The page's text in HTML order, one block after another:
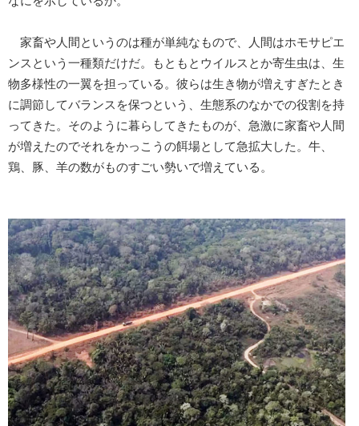
家畜や人間というのは種が単純なもので、人間はホモサピエ
ンスという一種類だけだ。もともとウイルスとか寄生虫は、生
物多様性の一翼を担っている。彼らは生き物が増えすぎたとき
に調節してバランスを保つという、生態系のなかでの役割を持
ってきた。そのように暮らしてきたものが、急激に家畜や人間
が増えたのでそれをかっこうの餌場として急拡大した。牛、
鶏、豚、羊の数がものすごい勢いで増えている。